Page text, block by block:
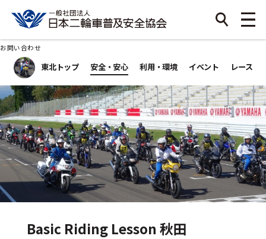
東北トップ 安全・安心 利用・環境 イベント レース
お問い合わせ
Basic Riding Lesson 秋田